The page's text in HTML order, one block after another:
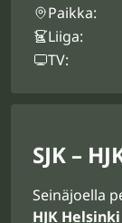
Paikka:
Liiga:
TV:
SJK –
Seinäjoella
HJK Helsinki